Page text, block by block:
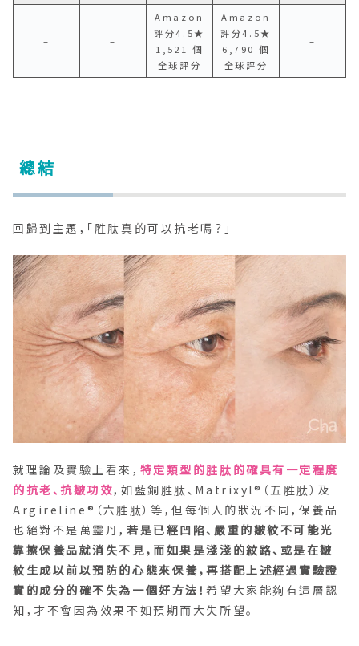
– –
Amazon
評分4.5★
1,521 個
全球評分
Amazon
評分4.5★
6,790 個
全球評分
–
總結
回歸到主題，「胜肽真的可以抗老嗎？」
就理論及實驗上看來， 特定類型的胜肽的確具有一定程度
的抗老、抗皺功效，如藍銅胜肽、 Matrixyl®（五胜肽）及
Argireline®（六胜肽）等，但每個人的狀況不同，保養品
也絕對不是萬靈丹，若是已經凹陷、嚴重的皺紋不可能光
靠擦保養品就消失不見，而如果是淺淺的紋路、或是在皺
紋生成以前以預防的心態來保養，再搭配上述經過實驗證
實的成分的確不失為一個好方法！希望大家能夠有這層認
知，才不會因為效果不如預期而大失所望。